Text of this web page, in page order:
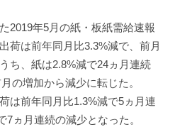
2019年5月の紙・板紙需給速報
荷は前年同月比3.3%減で、前月
ち、紙は2.8%減で24ヵ月連続
の増加から減少に転じた。
は前年同月比1.3%減で5ヵ月連
ヵ月連続の減少となった。